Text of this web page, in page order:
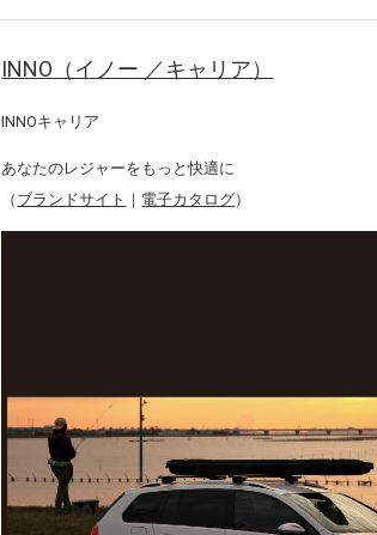
INNO（イノー ／キャリア）
INNOキャリア
あなたのレジャーをもっと快適に
（ ブランドサイト ｜ 電子カタログ）